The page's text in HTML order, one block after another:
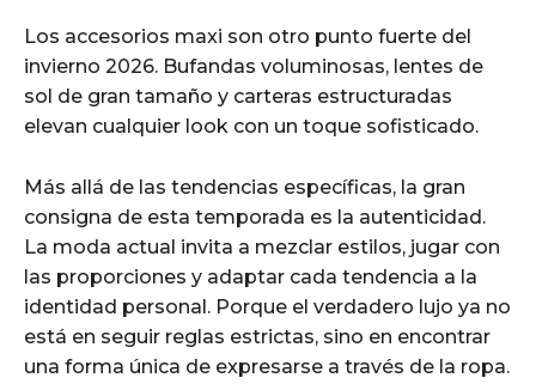
Los accesorios maxi son otro punto fuerte del
invierno 2026. Bufandas voluminosas, lentes de
sol de gran tamaño y carteras estructuradas
elevan cualquier look con un toque sofisticado.
Más allá de las tendencias específicas, la gran
consigna de esta temporada es la autenticidad.
La moda actual invita a mezclar estilos, jugar con
las proporciones y adaptar cada tendencia a la
identidad personal. Porque el verdadero lujo ya no
está en seguir reglas estrictas, sino en encontrar
una forma única de expresarse a través de la ropa.